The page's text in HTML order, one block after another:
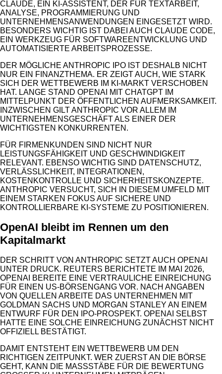
CLAUDE, EIN KI-ASSISTENT, DER FÜR TEXTARBEIT,
ANALYSE, PROGRAMMIERUNG UND
UNTERNEHMENSANWENDUNGEN EINGESETZT WIRD.
BESONDERS WICHTIG IST DABEI AUCH CLAUDE CODE,
EIN WERKZEUG FÜR SOFTWAREENTWICKLUNG UND
AUTOMATISIERTE ARBEITSPROZESSE.
DER MÖGLICHE ANTHROPIC IPO IST DESHALB NICHT
NUR EIN FINANZTHEMA. ER ZEIGT AUCH, WIE STARK
SICH DER WETTBEWERB IM KI-MARKT VERSCHOBEN
HAT. LANGE STAND OPENAI MIT CHATGPT IM
MITTELPUNKT DER ÖFFENTLICHEN AUFMERKSAMKEIT.
INZWISCHEN GILT ANTHROPIC VOR ALLEM IM
UNTERNEHMENSGESCHÄFT ALS EINER DER
WICHTIGSTEN KONKURRENTEN.
FÜR FIRMENKUNDEN SIND NICHT NUR
LEISTUNGSFÄHIGKEIT UND GESCHWINDIGKEIT
RELEVANT. EBENSO WICHTIG SIND DATENSCHUTZ,
VERLÄSSLICHKEIT, INTEGRATIONEN,
KOSTENKONTROLLE UND SICHERHEITSKONZEPTE.
ANTHROPIC VERSUCHT, SICH IN DIESEM UMFELD MIT
EINEM STARKEN FOKUS AUF SICHERE UND
KONTROLLIERBARE KI-SYSTEME ZU POSITIONIEREN.
OpenAI bleibt im Rennen um den
Kapitalmarkt
DER SCHRITT VON ANTHROPIC SETZT AUCH OPENAI
UNTER DRUCK. REUTERS BERICHTETE IM MAI 2026,
OPENAI BEREITE EINE VERTRAULICHE EINREICHUNG
FÜR EINEN US-BÖRSENGANG VOR. NACH ANGABEN
VON QUELLEN ARBEITE DAS UNTERNEHMEN MIT
GOLDMAN SACHS UND MORGAN STANLEY AN EINEM
ENTWURF FÜR DEN IPO-PROSPEKT. OPENAI SELBST
HATTE EINE SOLCHE EINREICHUNG ZUNÄCHST NICHT
OFFIZIELL BESTÄTIGT.
DAMIT ENTSTEHT EIN WETTBEWERB UM DEN
RICHTIGEN ZEITPUNKT. WER ZUERST AN DIE BÖRSE
GEHT, KANN DIE MASSSTÄBE FÜR DIE BEWERTUNG G